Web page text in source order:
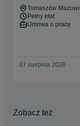
Technicznym
Tomaszów
Pełny etat
Umowa o pracę
07 sierpnia 2026
Zobacz też